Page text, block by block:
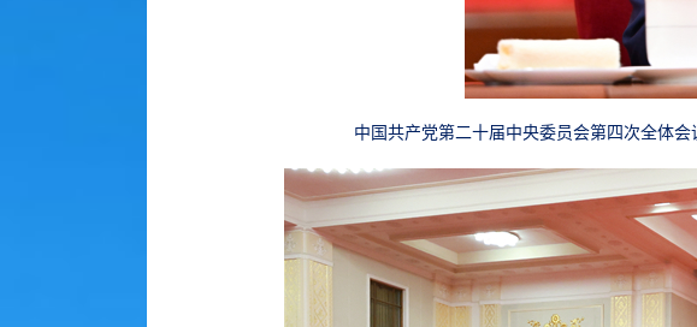
中国共产党第二十届中央委员会第四次全体会